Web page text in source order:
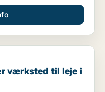
til leje i Nordsjælland
værksted til leje i